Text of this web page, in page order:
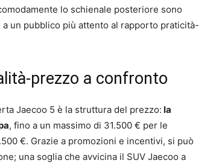
lo schienale posteriore sono
un pubblico più attento al rapporto praticità-
prezzo a confronto
Jaecoo 5 è la struttura del prezzo: la
, fino a un massimo di 31.500 € per le
€. Grazie a promozioni e incentivi, si può
una soglia che avvicina il SUV Jaecoo a